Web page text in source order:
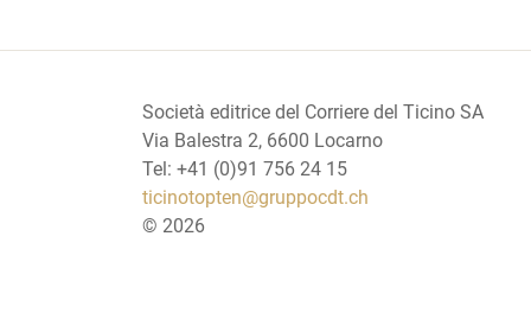
Società editrice del Corriere del Ticino SA
Via Balestra 2, 6600 Locarno
Tel: +41 (0)91 756 24 15
ticinotopten@gruppocdt.ch
© 2026